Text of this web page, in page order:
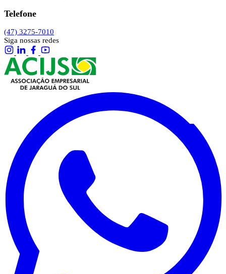
Telefone
(47) 3275-7010
Siga nossas redes